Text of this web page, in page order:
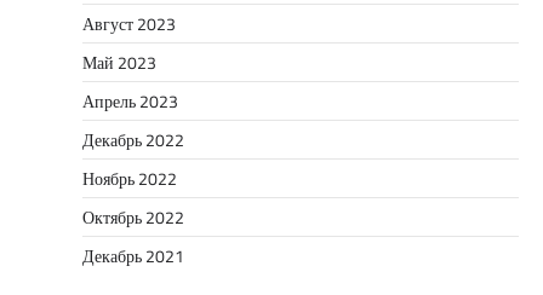
Август 2023
Май 2023
Апрель 2023
Декабрь 2022
Ноябрь 2022
Октябрь 2022
Декабрь 2021